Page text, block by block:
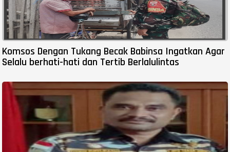
Komsos Dengan Tukang Becak Babinsa Ingatkan Agar
Selalu berhati-hati dan Tertib Berlalulintas